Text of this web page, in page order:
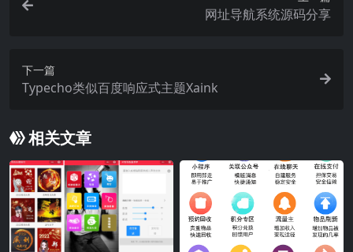
网址导航系统源码分享
下一篇
Typecho类似百度响应式主题Xaink
相关文章